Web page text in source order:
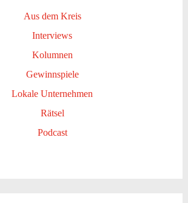
Aus dem Kreis
Interviews
Kolumnen
Gewinnspiele
Lokale Unternehmen
Rätsel
Podcast